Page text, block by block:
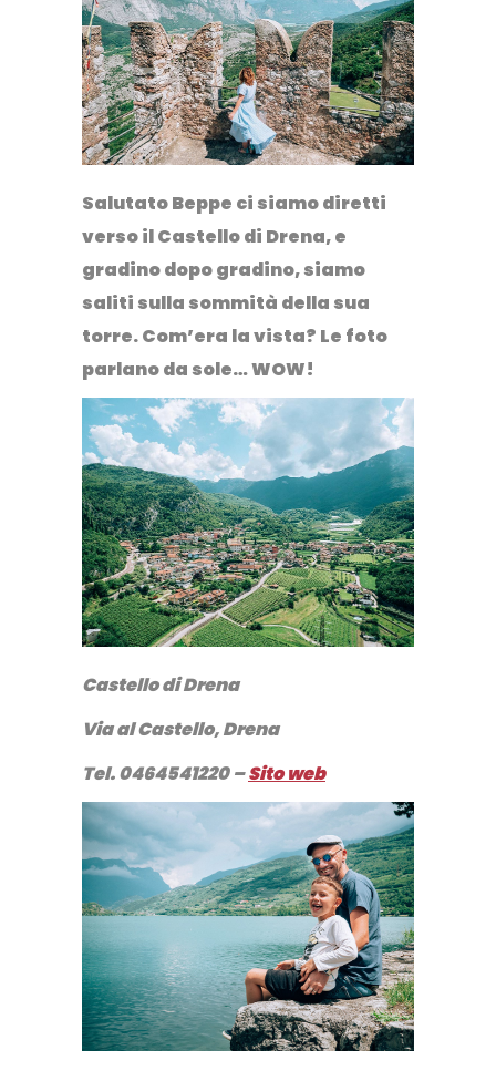
Salutato Beppe ci siamo diretti
verso ilCastello di Drena, e
gradino dopo gradino, siamo
saliti sulla sommità della sua
torre. Com’era la vista? Le foto
parlano da sole… WOW!
Castello di Drena
Via al Castello, Drena
Tel. 0464541220 –Sito web